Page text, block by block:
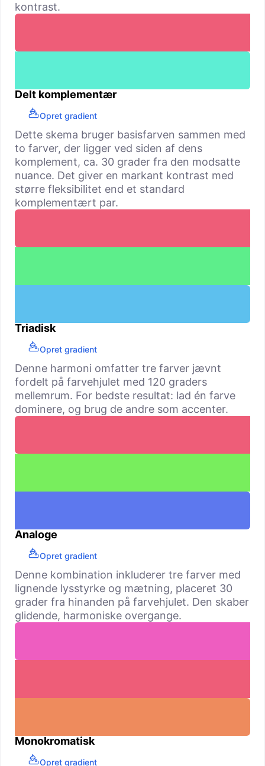
kontrast.
Delt komplementær
Opret gradient
Dette skema bruger basisfarven sammen med
to farver, der ligger ved siden af dens
komplement, ca. 30 grader fra den modsatte
nuance. Det giver en markant kontrast med
større fleksibilitet end et standard
komplementært par.
Triadisk
Opret gradient
Denne harmoni omfatter tre farver jævnt
fordelt på farvehjulet med 120 graders
mellemrum. For bedste resultat: lad én farve
dominere, og brug de andre som accenter.
Analoge
Opret gradient
Denne kombination inkluderer tre farver med
lignende lysstyrke og mætning, placeret 30
grader fra hinanden på farvehjulet. Den skaber
glidende, harmoniske overgange.
Monokromatisk
Opret gradient